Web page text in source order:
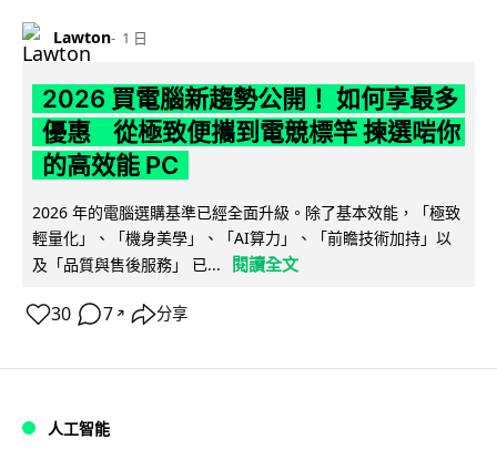
Lawton 1 日
2026 買電腦新趨勢公開！ 如何享最多
優惠 從極致便攜到電競標竿 揀選啱你
的高效能 PC
2026 年的電腦選購基準已經全面升級。除了基本效能，「極致
輕量化」、「機身美學」、「AI算力」、「前瞻技術加持」以
及「品質與售後服務」 已...
閱讀全文
30 7 ↗ 分享
人工智能